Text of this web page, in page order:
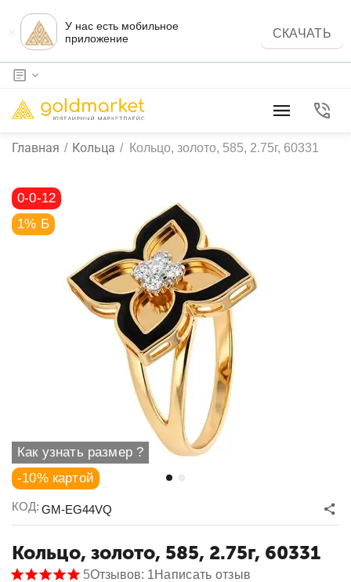
У нас есть мобильное
приложение
СКАЧАТЬ
Главная / Кольца / Кольцо, золото, 585, 2.75г, 60331
Как узнать размер ?
-10% картой
0-0-12
1% Б
КОД: GM-EG44VQ
Кольцо, золото, 585, 2.75г, 60331
5Отзывов: 1Написать отзыв